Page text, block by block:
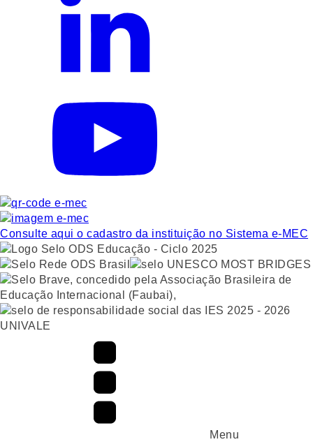
Consulte aqui o cadastro da instituição no Sistema e-MEC
UNIVALE
Menu